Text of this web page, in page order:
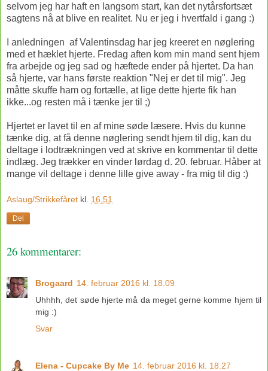
selvom jeg har haft en langsom start, kan det nytårsfortsæt
sagtens nå at blive en realitet. Nu er jeg i hvertfald i gang :)
I anledningen af Valentinsdag har jeg kreeret en nøglering
med et hæklet hjerte. Fredag aften kom min mand sent hjem
fra arbejde og jeg sad og hæftede ender på hjertet. Da han
så hjerte, var hans første reaktion "Nej er det til mig". Jeg
måtte skuffe ham og fortælle, at lige dette hjerte fik han
ikke...og resten må i tænke jer til ;)
Hjertet er lavet til en af mine søde læsere. Hvis du kunne
tænke dig, at få denne nøglering sendt hjem til dig, kan du
deltage i lodtrækningen ved at skrive en kommentar til dette
indlæg. Jeg trækker en vinder lørdag d. 20. februar. Håber at
mange vil deltage i denne lille give away - fra mig til dig :)
Aslaug/Strikkefåret kl. 16.51
Del
26 kommentarer:
Brogaard 14. februar 2016 kl. 18.09
Uhhhh, det søde hjerte må da meget gerne komme hjem til
mig :)
Svar
Elena - Cupcake By Me 14. februar 2016 kl. 18.27